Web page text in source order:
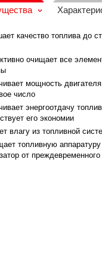
качество топлива до
очищает все
мощность
число
энергоотдачу
его экономии
влагу из топливной
топливную
от